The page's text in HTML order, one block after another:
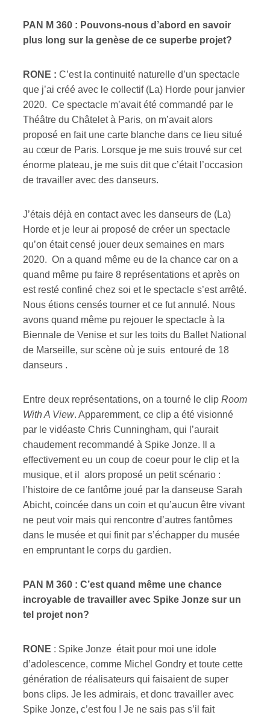
PAN M 360 : Pouvons-nous d’abord en savoir
plus long sur la genèse de ce superbe projet?
RONE : C’est la continuité naturelle d’un spectacle
que j’ai créé avec le collectif (La) Horde pour janvier
2020. Ce spectacle m’avait été commandé par le
Théâtre du Châtelet à Paris, on m’avait alors
proposé en fait une carte blanche dans ce lieu situé
au cœur de Paris. Lorsque je me suis trouvé sur cet
énorme plateau, je me suis dit que c’était l’occasion
de travailler avec des danseurs.
J’étais déjà en contact avec les danseurs de (La)
Horde et je leur ai proposé de créer un spectacle
qu’on était censé jouer deux semaines en mars
2020. On a quand même eu de la chance car on a
quand même pu faire 8 représentations et après on
est resté confiné chez soi et le spectacle s’est arrêté.
Nous étions censés tourner et ce fut annulé. Nous
avons quand même pu rejouer le spectacle à la
Biennale de Venise et sur les toits du Ballet National
de Marseille, sur scène où je suis entouré de 18
danseurs .
Entre deux représentations, on a tourné le clip Room
With A View. Apparemment, ce clip a été visionné
par le vidéaste Chris Cunningham, qui l’aurait
chaudement recommandé à Spike Jonze. Il a
effectivement eu un coup de coeur pour le clip et la
musique, et il alors proposé un petit scénario :
l’histoire de ce fantôme joué par la danseuse Sarah
Abicht, coincée dans un coin et qu’aucun être vivant
ne peut voir mais qui rencontre d’autres fantômes
dans le musée et qui finit par s’échapper du musée
en empruntant le corps du gardien.
PAN M 360 : C’est quand même une chance
incroyable de travailler avec Spike Jonze sur un
tel projet non?
RONE : Spike Jonze était pour moi une idole
d’adolescence, comme Michel Gondry et toute cette
génération de réalisateurs qui faisaient de super
bons clips. Je les admirais, et donc travailler avec
Spike Jonze, c’est fou ! Je ne sais pas s’il fait